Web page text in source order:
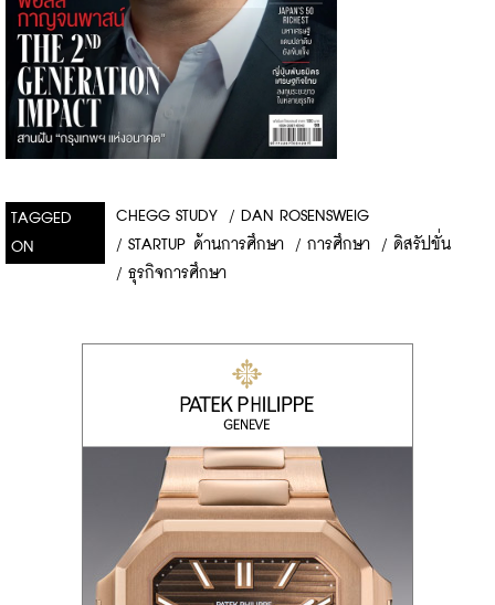
TAGGED
ON
CHEGG STUDY / DAN ROSENSWEIG
/ STARTUP ด้านการศึกษา / การศึกษา / ดิสรัปขั่น
/ ธุรกิจการศึกษา